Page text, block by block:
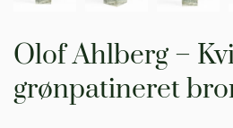
Olof Ahlberg –
grønpatineret
starten
billedgalleriet